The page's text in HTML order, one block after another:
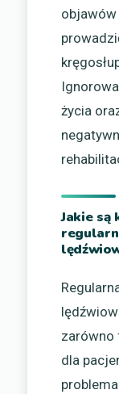
objawów
życia
Jakie są
zarówno
dla